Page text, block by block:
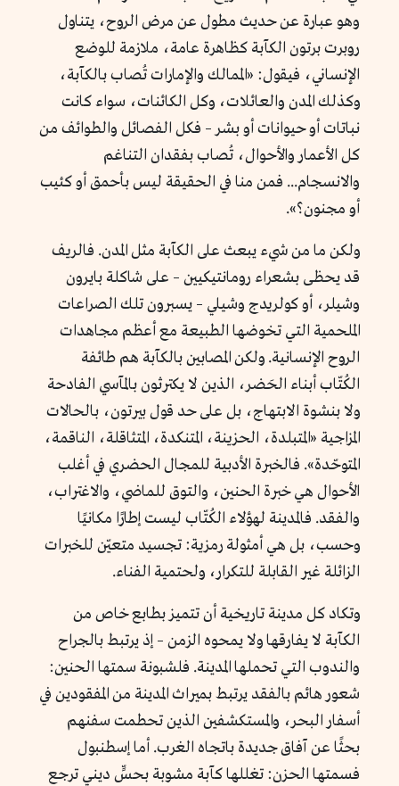
وهو عبارة عن حديث مطول عن مرض الروح، يتناول
روبرت برتون الكآبة كظاهرة عامة، ملازمة للوضع
الإنساني، فيقول: «الممالك والإمارات تُصاب بالكآبة،
وكذلك المدن والعائلات، وكل الكائنات، سواء كانت
نباتات أو حيوانات أو بشر – فكل الفصائل والطوائف من
كل الأعمار والأحوال، تُصاب بفقدان التناغم
والانسجام... فمن منا في الحقيقة ليس بأحمق أو كئيب
أو مجنون؟».
ولكن ما من شيء يبعث على الكآبة مثل المدن. فالريف
قد يحظى بشعراء رومانتيكيين – على شاكلة بايرون
وشيلر، أو كولريدج وشيلي – يسبرون تلك الصراعات
الملحمية التي تخوضها الطبيعة مع أعظم مجاهدات
الروح الإنسانية. ولكن المصابين بالكآبة هم طائفة
الكُتّاب أبناء الحَضر، الذين لا يكترثون بالمآسي الفادحة
ولا بنشوة الابتهاج، بل على حد قول بيرتون، بالحالات
المزاجية «المتبلدة، الحزينة، المتنكدة، المتثاقلة، الناقمة،
المتوحّدة». فالخبرة الأدبية للمجال الحضري في أغلب
الأحوال هي خبرة الحنين، والتوق للماضي، والاغتراب،
والفقد. فالمدينة لهؤلاء الكُتّاب ليست إطارًا مكانيًا
وحسب، بل هي أمثولة رمزية: تجسيد متعيّن للخبرات
الزائلة غير القابلة للتكرار، ولحتمية الفناء.
وتكاد كل مدينة تاريخية أن تتميز بطابع خاص من
الكآبة لا يفارقها ولا يمحوه الزمن – إذ يرتبط بالجراح
والندوب التي تحملها المدينة. فلشبونة سمتها الحنين:
شعور هائم بالفقد يرتبط بميراث المدينة من المفقودين في
أسفار البحر، والمستكشفين الذين تحطمت سفنهم
بحثًا عن آفاق جديدة باتجاه الغرب. أما إسطنبول
فسمتها الحزن: تغللها كآبة مشوبة بحسٍّ ديني ترجع